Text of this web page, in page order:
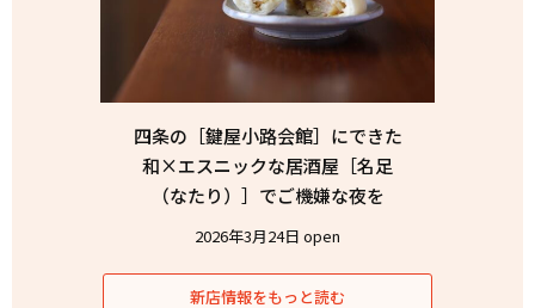
四条の［鍵屋小路会館］にできた
和×エスニックな居酒屋［名足
（なたり）］でご機嫌な夜を
2026年3月24日 open
新店情報をもっと読む